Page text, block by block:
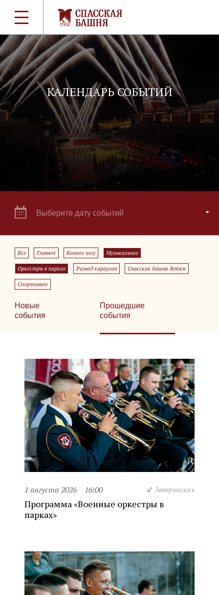
КАЛЕНДАРЬ СОБЫТИЙ
Выберите дату событий
Все Главное Конное шоу Музыкальное
Оркестры в парках Развод караулов Спасская башня детям
Спортивное
Новые
события
Прошедшие
события
1 августа 2026 16:00 Завершилось
Программа «Военные оркестры в
парках»